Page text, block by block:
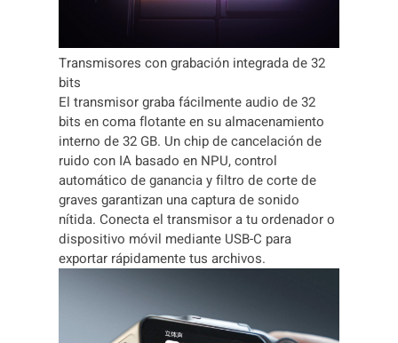
c
a
n
t
i
d
a
d
Transmisores con grabación integrada de 32
bits
El transmisor graba fácilmente audio de 32
bits en coma flotante en su almacenamiento
interno de 32 GB. Un chip de cancelación de
ruido con IA basado en NPU, control
automático de ganancia y filtro de corte de
graves garantizan una captura de sonido
nítida. Conecta el transmisor a tu ordenador o
dispositivo móvil mediante USB-C para
exportar rápidamente tus archivos.